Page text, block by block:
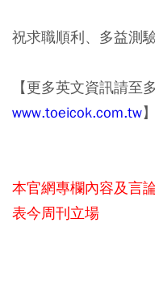
祝求職順利、多益測
【更多英文資訊請至
www.toeicok.com.tw】
本官網專欄內容及言
表今周刊立場